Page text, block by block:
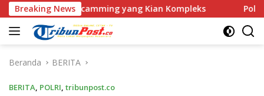
Langsung
ke
konten
Breaking News
Scamming yang Kian Kompleks Polri Kerahkan 372
Beranda BERITA
BERITA, POLRI, tribunpost.co